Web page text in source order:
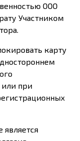
ООО
Участником
карту
или при
является